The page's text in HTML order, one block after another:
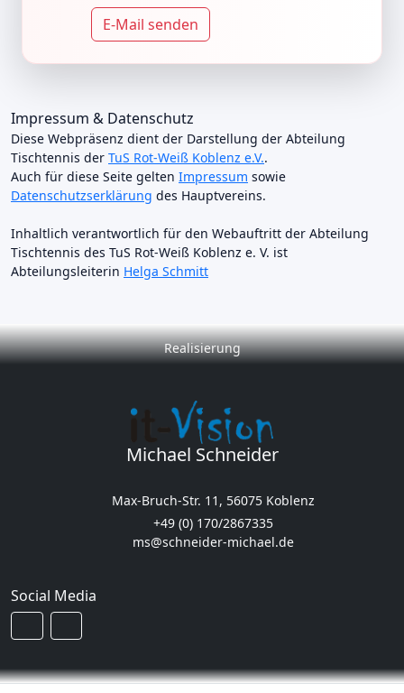
E-Mail senden
Impressum & Datenschutz
Diese Webpräsenz dient der Darstellung der Abteilung
Tischtennis der TuS Rot-Weiß Koblenz e.V..
Auch für diese Seite gelten Impressum sowie
Datenschutzserklärung des Hauptvereins.
Inhaltlich verantwortlich für den Webauftritt der Abteilung
Tischtennis des TuS Rot-Weiß Koblenz e. V. ist
Abteilungsleiterin Helga Schmitt
Realisierung
Michael Schneider
Max-Bruch-Str. 11, 56075 Koblenz
+49 (0) 170/2867335
ms@schneider-michael.de
Social Media